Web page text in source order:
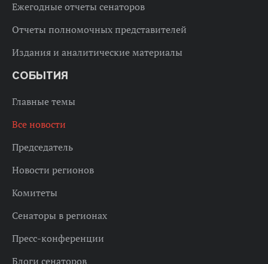
Ежегодные отчеты сенаторов
Отчеты полномочных представителей
Издания и аналитические материалы
СОБЫТИЯ
Главные темы
Все новости
Председатель
Новости регионов
Комитеты
Сенаторы в регионах
Пресс-конференции
Блоги сенаторов